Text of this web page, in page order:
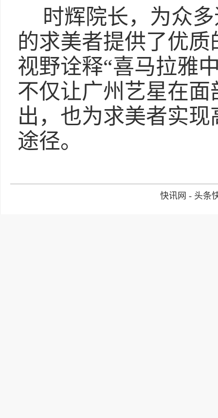
时辉院长，为众
的求美者提供了优
视野诠释“喜马拉雅
不仅让广州艺星在
出，也为求美者实
途径。
快讯网 - 头条